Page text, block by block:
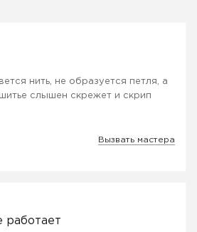
нить, не образуется петля, а
слышен скрежет и скрип
Вызвать мастера
работает